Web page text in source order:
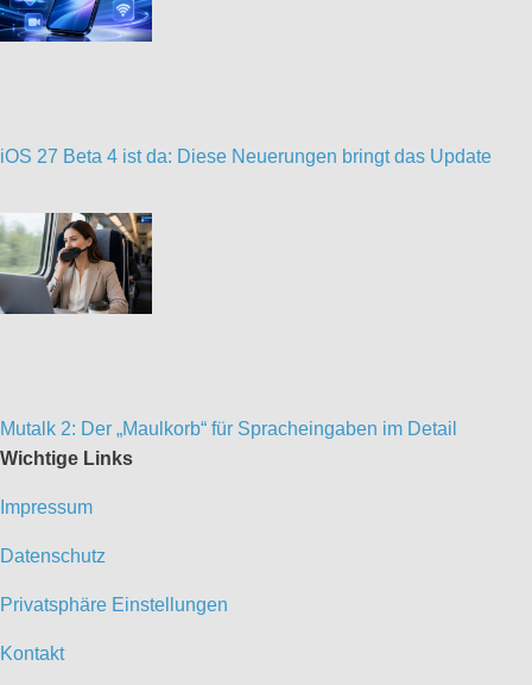
iOS 27 Beta 4 ist da: Diese Neuerungen bringt das Update
Mutalk 2: Der „Maulkorb“ für Spracheingaben im Detail
Wichtige Links
Impressum
Datenschutz
Privatsphäre Einstellungen
Kontakt